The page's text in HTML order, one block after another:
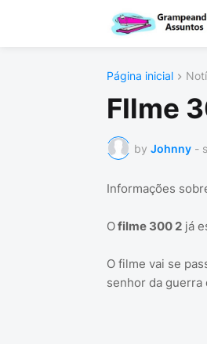
Página inicial
FIlme
by Johnny -
Informações
Ofilme 300 2já
O filme vai se
senhor da guerra